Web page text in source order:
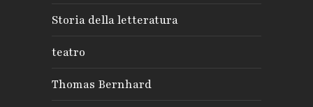
Storia della letteratura
teatro
Thomas Bernhard